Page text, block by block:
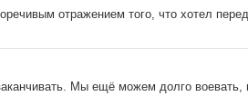
отражением того, что хотел
Мы ещё можем долго